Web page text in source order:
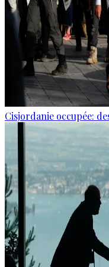
Cisjordanie occupée: